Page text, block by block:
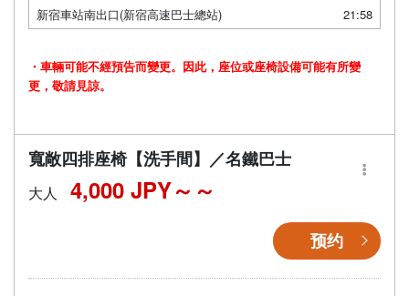
新宿車站南出口(新宿高速巴士總站)
21:58
・車輛可能不經預告而變更。因此，座位或座椅設備可能有所變
更，敬請見諒。
寬敞四排座椅【洗手間】／名鐵巴士
大人 4,000 JPY～
预约